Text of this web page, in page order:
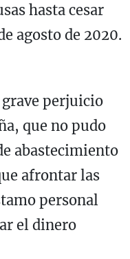
hasta cesar
agosto de 2020.
perjuicio
que no pudo
abastecimiento
afrontar las
personal
el dinero